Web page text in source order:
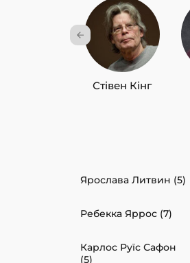
Стівен Кінг
Ярослава Литвин (5)
Ребекка Яррос (7)
Карлос Руїс Сафон
(5)